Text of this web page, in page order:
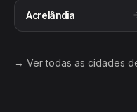
Acrelândia
→ Ver todas as cidades